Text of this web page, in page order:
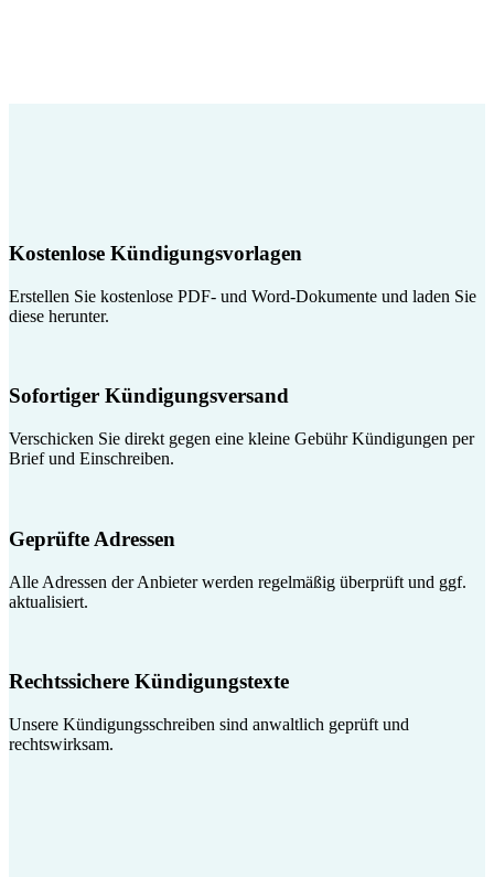
Kostenlose Kündigungsvorlagen
Erstellen Sie kostenlose PDF- und Word-Dokumente und laden Sie
diese herunter.
Sofortiger Kündigungsversand
Verschicken Sie direkt gegen eine kleine Gebühr Kündigungen per
Brief und Einschreiben.
Geprüfte Adressen
Alle Adressen der Anbieter werden regelmäßig überprüft und ggf.
aktualisiert.
Rechtssichere Kündigungstexte
Unsere Kündigungsschreiben sind anwaltlich geprüft und
rechtswirksam.